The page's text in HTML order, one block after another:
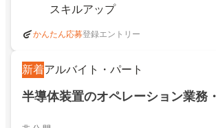
スキルアップ
かんたん応募登録エントリー
新着アルバイト・パート
半導体装置のオペレーション業務